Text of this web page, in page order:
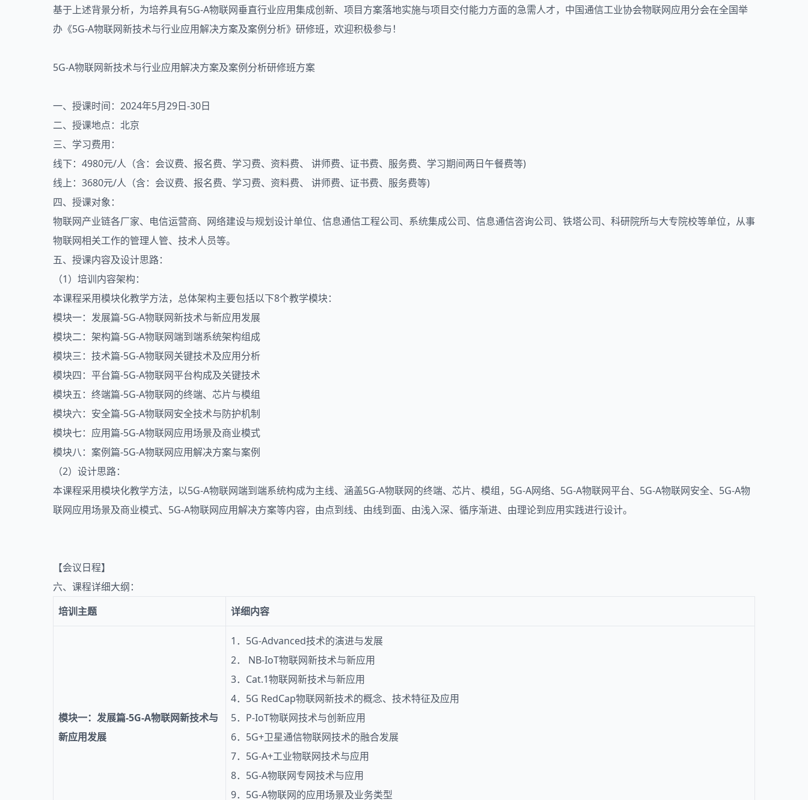
基于上述背景分析，为培养具有5G-A物联网垂直行业应用集成创新、项目方案落地实施与项目交付能力方面的急需人才，中国通信工业协会物联网应用分会在全国举
办《5G-A物联网新技术与行业应用解决方案及案例分析》研修班，欢迎积极参与！
5G-A物联网新技术与行业应用解决方案及案例分析研修班方案
一、授课时间：2024年5月29日-30日
二、授课地点：北京
三、学习费用：
线下：4980元/人（含：会议费、报名费、学习费、资料费、 讲师费、证书费、服务费、学习期间两日午餐费等)
线上：3680元/人（含：会议费、报名费、学习费、资料费、 讲师费、证书费、服务费等)
四、授课对象：
物联网产业链各厂家、电信运营商、网络建设与规划设计单位、信息通信工程公司、系统集成公司、信息通信咨询公司、铁塔公司、科研院所与大专院校等单位，从事
物联网相关工作的管理人管、技术人员等。
五、授课内容及设计思路：
（1）培训内容架构：
本课程采用模块化教学方法，总体架构主要包括以下8个教学模块：
模块一：发展篇-5G-A物联网新技术与新应用发展
模块二：架构篇-5G-A物联网端到端系统架构组成
模块三：技术篇-5G-A物联网关键技术及应用分析
模块四：平台篇-5G-A物联网平台构成及关键技术
模块五：终端篇-5G-A物联网的终端、芯片与模组
模块六：安全篇-5G-A物联网安全技术与防护机制
模块七：应用篇-5G-A物联网应用场景及商业模式
模块八：案例篇-5G-A物联网应用解决方案与案例
（2）设计思路：
本课程采用模块化教学方法，以5G-A物联网端到端系统构成为主线、涵盖5G-A物联网的终端、芯片、模组，5G-A网络、5G-A物联网平台、5G-A物联网安全、5G-A物
联网应用场景及商业模式、5G-A物联网应用解决方案等内容，由点到线、由线到面、由浅入深、循序渐进、由理论到应用实践进行设计。
【会议日程】
六、课程详细大纲：
培训主题
详细内容
模块一：发展篇-5G-A物联网新技术与
新应用发展
1．5G-Advanced技术的演进与发展
2． NB-IoT物联网新技术与新应用
3．Cat.1物联网新技术与新应用
4．5G RedCap物联网新技术的概念、技术特征及应用
5．P-IoT物联网技术与创新应用
6．5G+卫星通信物联网技术的融合发展
7．5G-A+工业物联网技术与应用
8．5G-A物联网专网技术与应用
9．5G-A物联网的应用场景及业务类型